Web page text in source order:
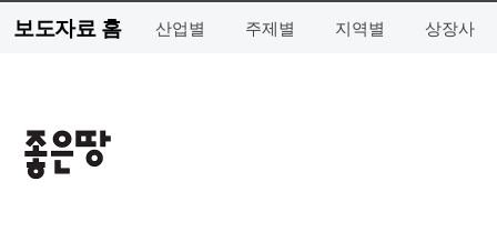
보도자료 홈 산업별 주제별 지역별 상장사